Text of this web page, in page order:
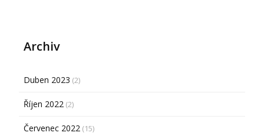
Archiv
Duben 2023 (2)
Říjen 2022 (2)
Červenec 2022 (15)